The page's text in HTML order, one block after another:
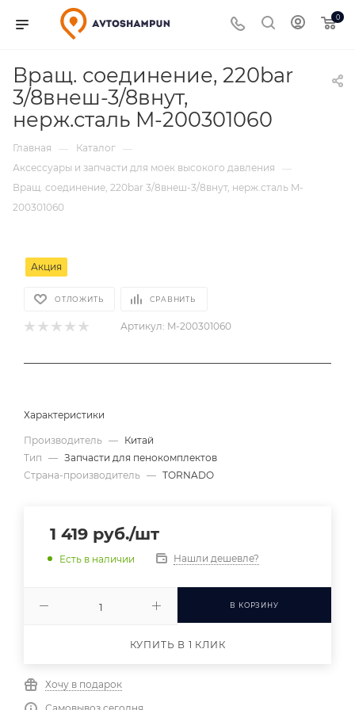
0
Вращ. соединение, 220bar
3/8внеш-3/8внут,
нерж.сталь M-200301060
Главная — Каталог —
Аксессуары и запчасти для моек высокого давления
—
Вращ. соединение, 220bar 3/8внеш-3/8внут, нерж.сталь M-
200301060
Акция
ОТЛОЖИТЬ СРАВНИТЬ
Артикул: M-200301060
Характеристики
Производитель — Китай
Тип — Запчасти для пенокомплектов
Страна-производитель — TORNADO
1 419 руб./шт
Есть в наличии Нашли дешевле?
В КОРЗИНУ
КУПИТЬ В 1 КЛИК
Хочу в подарок